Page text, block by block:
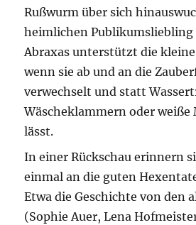
Rußwurm über sich
heimlichen Publikumsliebling
Abraxas unterstützt die kleine
wenn sie ab und an die
verwechselt und statt
Wäscheklammern oder weiße
lässt.
In einer Rückschau erinnern
einmal an die guten
Etwa die Geschichte von den
(Sophie Auer, Lena